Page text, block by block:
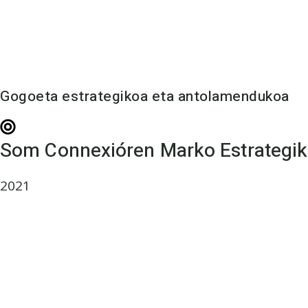
Gogoeta estrategikoa eta antolamendukoa
Som Connexióren Marko
2021